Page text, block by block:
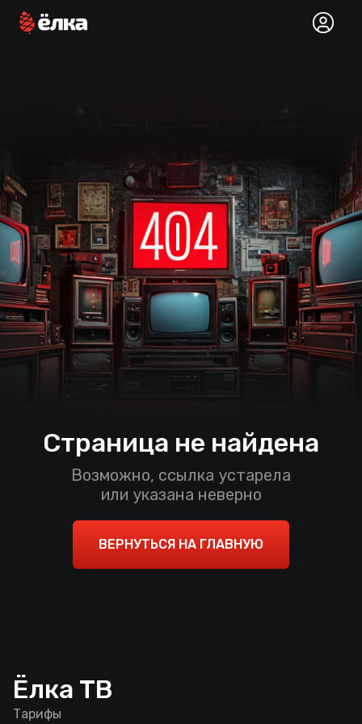
Страница не найдена
Возможно, ссылка устарела
или указана неверно
ВЕРНУТЬСЯ НА ГЛАВНУЮ
Ёлка ТВ
Тарифы